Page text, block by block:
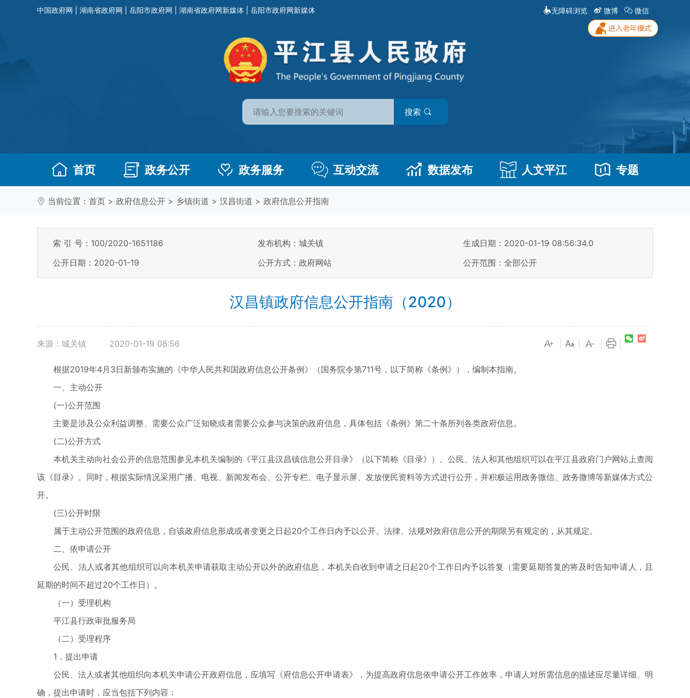
中国政府网 湖南省政府网 岳阳市政府网 湖南省政府网新媒体 岳阳市政府网新媒体 无障碍浏览 微博 微信
搜索
首页 政务公开 政务服务 互动交流 数据发布 人文平江 专题
当前位置： 首页 > 政府信息公开 > 乡镇街道 > 汉昌街道 > 政府信息公开指南
索 引 号：100/2020-1651186 发布机构：城关镇
生成日期：2020-01-19 08:56:34.0
公开日期：2020-01-19
公开方式：政府网站 公开范围：全部公开
汉昌镇政府信息公开指南（2020）
来源：城关镇 2020-01-19 08:56
根据2019年4月3日新颁布实施的《中华人民共和国政府信息公开条例》（国务院令第711号，以下简称《条例》），编制本指南。
一、主动公开
(一)公开范围
主要是涉及公众利益调整、需要公众广泛知晓或者需要公众参与决策的政府信息，具体包括《条例》第二十条所列各类政府信息。
(二)公开方式
本机关主动向社会公开的信息范围参见本机关编制的《平江县汉昌镇信息公开目录》（以下简称《目录》）。公民、法人和其他组织可以在平江县政府门户网站上查阅
该《目录》。同时，根据实际情况采用广播、电视、新闻发布会、公开专栏、电子显示屏、发放便民资料等方式进行公开，并积极运用政务微信、政务微博等新媒体方式公
开。
(三)公开时限
属于主动公开范围的政府信息，自该政府信息形成或者变更之日起20个工作日内予以公开。法律、法规对政府信息公开的期限另有规定的，从其规定。
二、依申请公开
公民、法人或者其他组织可以向本机关申请获取主动公开以外的政府信息，本机关自收到申请之日起20个工作日内予以答复（需要延期答复的将及时告知申请人，且
延期的时间不超过20个工作日）。
（一）受理机构
平江县行政审批服务局
（二）受理程序
1．提出申请
公民、法人或者其他组织向本机关申请公开政府信息，应填写《府信息公开申请表》，为提高政府信息依申请公开工作效率，申请人对所需信息的描述应尽量详细、明
确，提出申请时，应当包括下列内容：